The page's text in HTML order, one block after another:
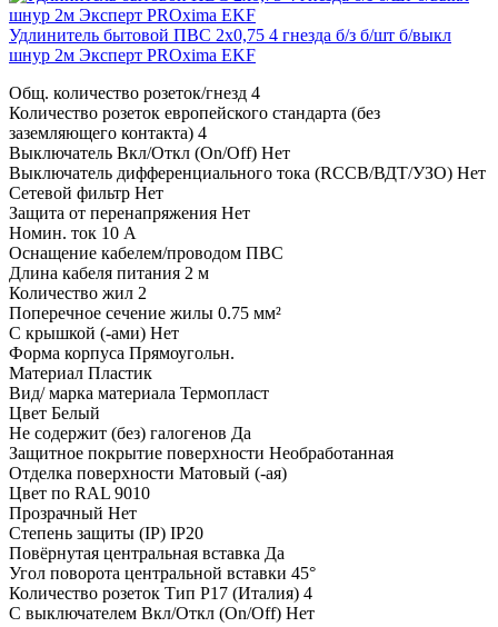
Удлинитель бытовой ПВС 2х0,75 4 гнезда б/з б/шт б/выкл
шнур 2м Эксперт PROxima EKF
Общ. количество розеток/гнезд 4
Количество розеток европейского стандарта (без
заземляющего контакта) 4
Выключатель Вкл/Откл (On/Off) Нет
Выключатель дифференциального тока (RCCB/ВДТ/УЗО) Нет
Сетевой фильтр Нет
Защита от перенапряжения Нет
Номин. ток 10 А
Оснащение кабелем/проводом ПВС
Длина кабеля питания 2 м
Количество жил 2
Поперечное сечение жилы 0.75 мм²
С крышкой (-ами) Нет
Форма корпуса Прямоугольн.
Материал Пластик
Вид/ марка материала Термопласт
Цвет Белый
Не содержит (без) галогенов Да
Защитное покрытие поверхности Необработанная
Отделка поверхности Матовый (-ая)
Цвет по RAL 9010
Прозрачный Нет
Степень защиты (IP) IP20
Повёрнутая центральная вставка Да
Угол поворота центральной вставки 45°
Количество розеток Тип P17 (Италия) 4
С выключателем Вкл/Откл (On/Off) Нет